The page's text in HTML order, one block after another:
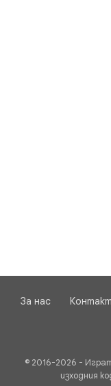
За нас
© 2016-2026 -
изходния